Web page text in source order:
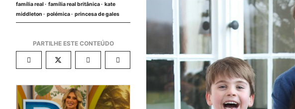
família real família real britânica
kate
middleton
polémica princesa de gales